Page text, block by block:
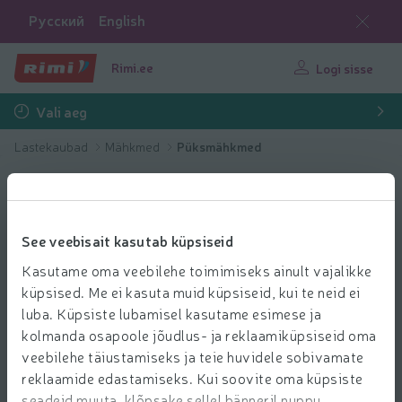
See veebisait kasutab küpsiseid
Kasutame oma veebilehe toimimiseks ainult vajalikke
küpsised. Me ei kasuta muid küpsiseid, kui te neid ei
luba. Küpsiste lubamisel kasutame esimese ja
kolmanda osapoole jõudlus- ja reklaamiküpsiseid oma
veebilehe täiustamiseks ja teie huvidele sobivamate
reklaamide edastamiseks. Kui soovite oma küpsiste
Русский English
Rimi.ee Logi sisse
Vali aeg
Lastekaubad Mähkmed Püksmähkmed